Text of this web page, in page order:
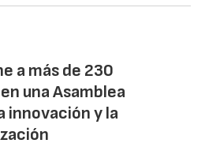
a más de 230
una Asamblea
innovación y la